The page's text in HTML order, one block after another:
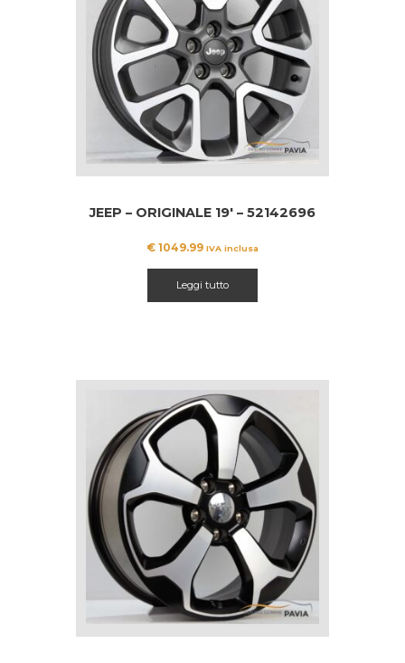
JEEP – ORIGINALE 19′ – 52142696
€ 1049.99 IVA inclusa
Leggi tutto